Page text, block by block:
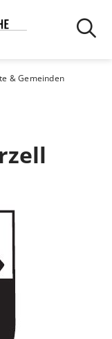
& Gemeinden